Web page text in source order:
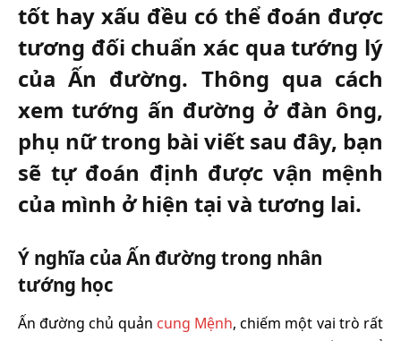
tốt hay xấu đều có thể đoán được
tương đối chuẩn xác qua tướng lý
của Ấn đường. Thông qua cách
xem tướng ấn đường ở đàn ông,
phụ nữ trong bài viết sau đây, bạn
sẽ tự đoán định được vận mệnh
của mình ở hiện tại và tương lai.
Ý nghĩa của Ấn đường trong nhân
tướng học
Ấn đường chủ quản cung Mệnh, chiếm một vai trò rất